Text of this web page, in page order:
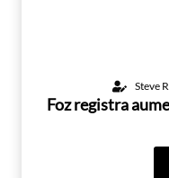
Steve
Foz registra